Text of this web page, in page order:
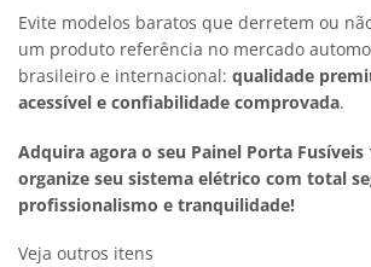
Evite modelos baratos que derretem ou
um produto referência no mercado
brasileiro e internacional: qualidade
acessível e confiabilidade comprovada.
Adquira agora o seu Painel Porta Fusíveis
organize seu sistema elétrico com total
profissionalismo e tranquilidade!
Veja outros itens